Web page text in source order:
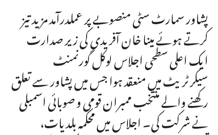
پشاور سمارٹ سٹی منصوبے پر عملدرآمد مزید تیز
کرتے ہوئے مینا خان آفریدی کی زیر صدارت
ایک اعلی سطحی اجلاس لوکل گورنمنٹ
سیکرٹریٹ میں منعقد ہوا جس میں پشاور سے تعلق
رکھنے والے منتخب ممبران قومی و صوبائی اسمبلی
نے شرکت کی۔ اجلاس میں محکمہ بلدیات،